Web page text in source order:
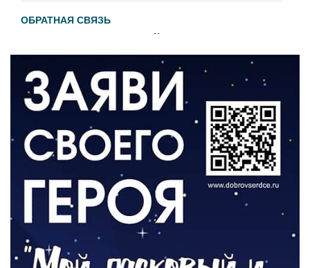
ОБРАТНАЯ СВЯЗЬ
Администрация онлайн
ВЛАСТЬ
День памяти и «Симфония народов»
06.08.2026
Новый настил на экотропе
05.08.2026